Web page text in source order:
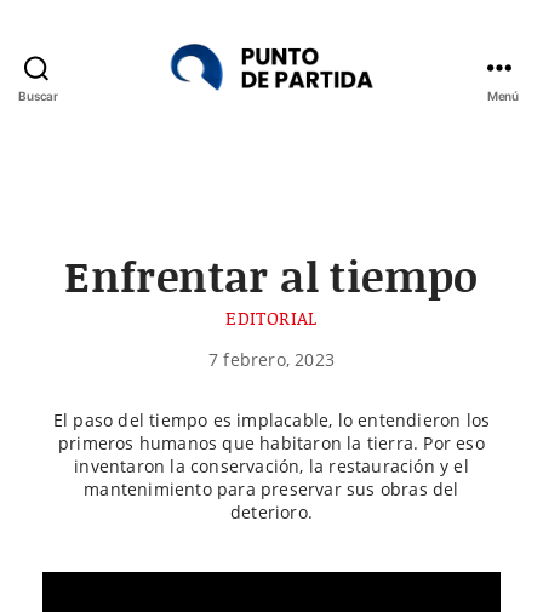
Buscar Menú
Enfrentar al tiempo
EDITORIAL
7 febrero, 2023
El paso del tiempo es implacable, lo entendieron los
primeros humanos que habitaron la tierra. Por eso
inventaron la conservación, la restauración y el
mantenimiento para preservar sus obras del
deterioro.